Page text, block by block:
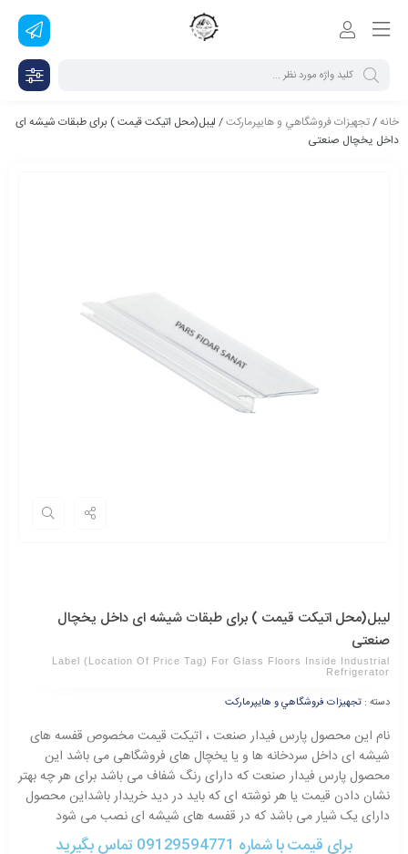
خانه/تجهيزات فروشگاهي و هايپرماركت/ لیبل(محل اتیکت قیمت ) برای طبقات شیشه ای
داخل یخچال صنعتی
لیبل(محل اتیکت قیمت ) برای طبقات شیشه ای داخل یخچال
صنعتی
Label (location Of Price Tag) For Glass Floors Inside Industrial
Refrigerator
دسته : تجهيزات فروشگاهي و هايپرماركت
نام این محصول پارس فیدار صنعت ، اتیکت قیمت مخصوص قفسه های
شیشه ای داخل سردخانه ها و یا یخچال های فروشگاهی می باشد این
محصول پارس فیدار صنعت که دارای رنگ شفاف می باشد برای هر چه بهتر
نشان دادن قیمت یا هر نوشته ای که باید در دید خریدار باشداین محصول
دارای یک شیار می باشد که در قفسه های شیشه ای نصب می شود
برای قیمت با شماره 09129594771 تماس بگیرید